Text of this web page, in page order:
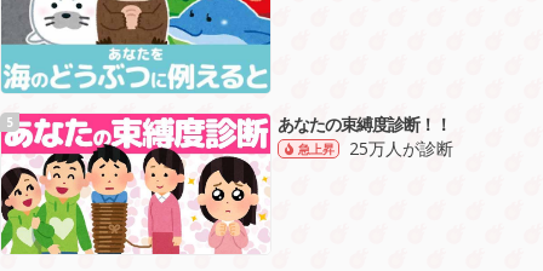
5 あなたの束縛度診断！！
急上昇 25万人が診断